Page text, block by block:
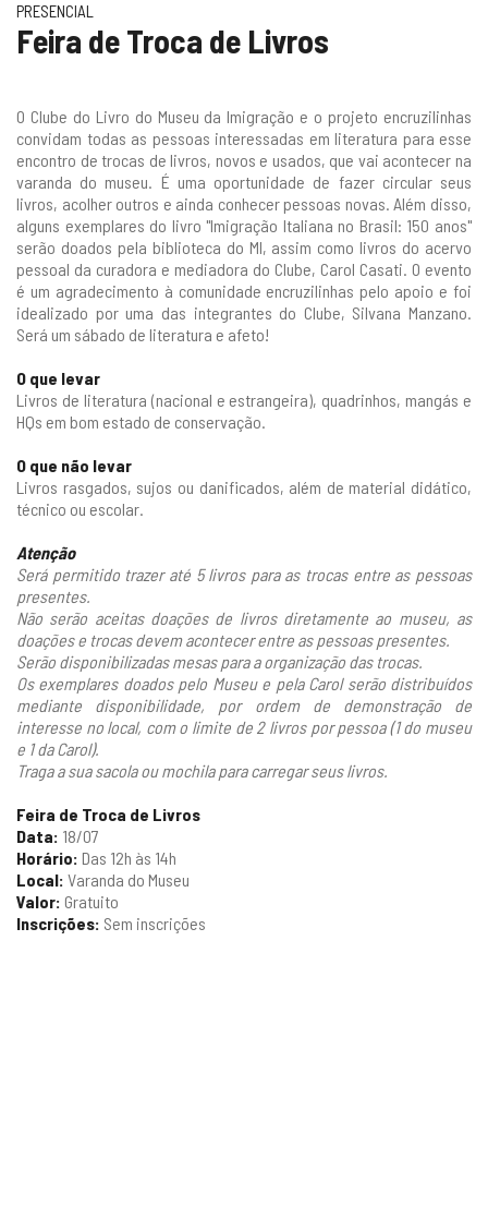
PRESENCIAL
Feira de Troca de Livros
O Clube do Livro do Museu da Imigração e o projeto encruzilinhas
convidam todas as pessoas interessadas em literatura para esse
encontro de trocas de livros, novos e usados, que vai acontecer na
varanda do museu. É uma oportunidade de fazer circular seus
livros, acolher outros e ainda conhecer pessoas novas. Além disso,
alguns exemplares do livro "Imigração Italiana no Brasil: 150 anos"
serão doados pela biblioteca do MI, assim como livros do acervo
pessoal da curadora e mediadora do Clube, Carol Casati. O evento
é um agradecimento à comunidade encruzilinhas pelo apoio e foi
idealizado por uma das integrantes do Clube, Silvana Manzano.
Será um sábado de literatura e afeto!
O que levar
Livros de literatura (nacional e estrangeira), quadrinhos, mangás e
HQs em bom estado de conservação.
O que não levar
Livros rasgados, sujos ou danificados, além de material didático,
técnico ou escolar.
Atenção
Será permitido trazer até 5 livros para as trocas entre as pessoas
presentes.
Não serão aceitas doações de livros diretamente ao museu, as
doações e trocas devem acontecer entre as pessoas presentes.
Serão disponibilizadas mesas para a organização das trocas.
Os exemplares doados pelo Museu e pela Carol serão distribuídos
mediante disponibilidade, por ordem de demonstração de
interesse no local, com o limite de 2 livros por pessoa (1 do museu
e 1 da Carol).
Traga a sua sacola ou mochila para carregar seus livros.
Feira de Troca de Livros
Data: 18/07
Horário: Das 12h às 14h
Local: Varanda do Museu
Valor: Gratuito
Inscrições: Sem inscrições